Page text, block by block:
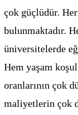
çok güçlüdür.
bulunmaktadır.
üniversitelerde
Hem yaşam
oranlarının çok
maliyetlerin çok